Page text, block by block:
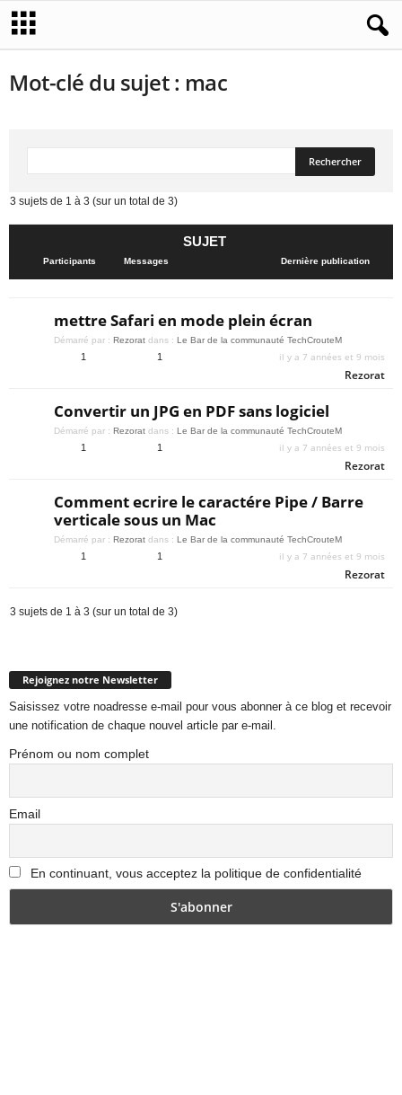
Mot-clé du sujet : mac
3 sujets de 1 à 3 (sur un total de 3)
SUJET
Participants Messages Dernière publication
mettre Safari en mode plein écran
Démarré par : Rezorat dans : Le Bar de la communauté TechCrouteM
1 1 il y a 7 années et 9 mois
Rezorat
Convertir un JPG en PDF sans logiciel
Démarré par : Rezorat dans : Le Bar de la communauté TechCrouteM
1 1 il y a 7 années et 9 mois
Rezorat
Comment ecrire le caractére Pipe / Barre
verticale sous un Mac
Démarré par : Rezorat dans : Le Bar de la communauté TechCrouteM
1 1 il y a 7 années et 9 mois
Rezorat
3 sujets de 1 à 3 (sur un total de 3)
Rejoignez notre Newsletter
Saisissez votre noadresse e-mail pour vous abonner à ce blog et recevoir
une notification de chaque nouvel article par e-mail.
Prénom ou nom complet
Email
En continuant, vous acceptez la politique de confidentialité